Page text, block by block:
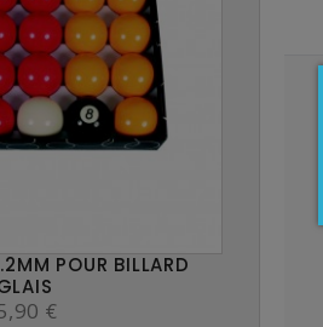
POUR BILLARD
€